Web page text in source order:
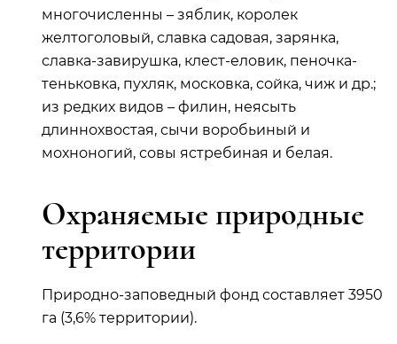
многочисленны – зяблик, королек
желтоголовый, славка садовая, зарянка,
славка-завирушка, клест-еловик, пеночка-
теньковка, пухляк, московка, сойка, чиж и др.;
из редких видов – филин, неясыть
длиннохвостая, сычи воробьиный и
мохноногий, совы ястребиная и белая.
Охраняемые природные
территории
Природно-заповедный фонд составляет 3950
га (3,6% территории).